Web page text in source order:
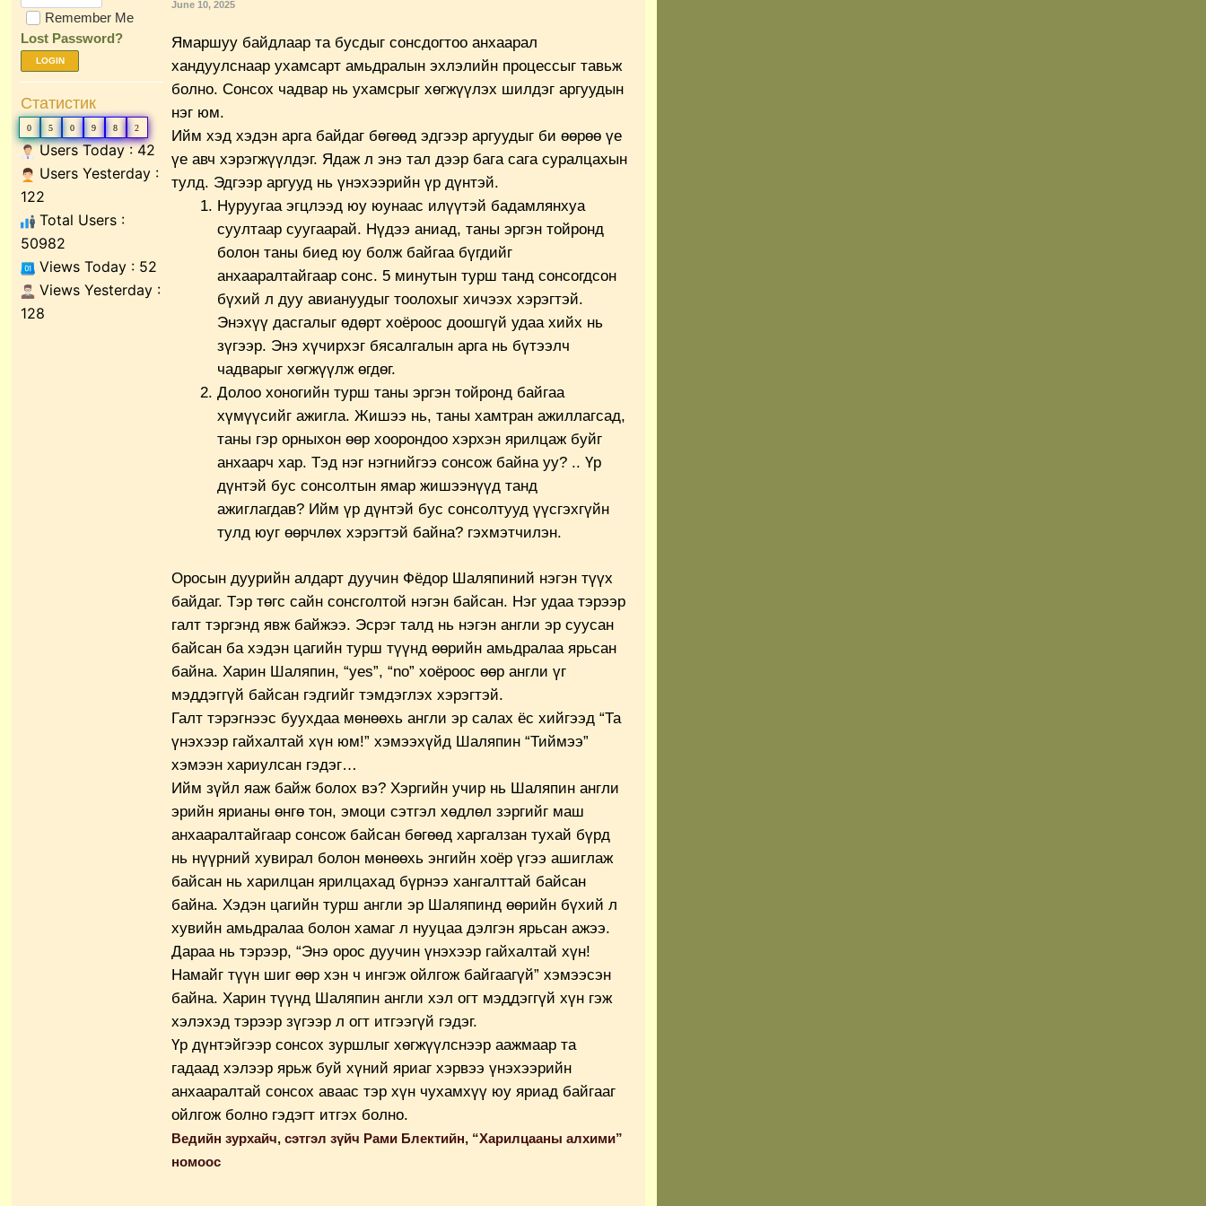
Remember Me
Lost Password?
LOGIN
Статистик
0 5 0 9 8 2
Users Today : 42
Users Yesterday :
122
Total Users :
50982
Views Today : 52
Views Yesterday :
128
June 10, 2025
Ямаршуу байдлаар та бусдыг сонсдогтоо анхаарал
хандуулснаар ухамсарт амьдралын эхлэлийн процессыг тавьж
болно. Сонсох чадвар нь ухамсрыг хөгжүүлэх шилдэг аргуудын
нэг юм.
Ийм хэд хэдэн арга байдаг бөгөөд эдгээр аргуудыг би өөрөө үе
үе авч хэрэгжүүлдэг. Ядаж л энэ тал дээр бага сага суралцахын
тулд. Эдгээр аргууд нь үнэхээрийн үр дүнтэй.
Нуруугаа эгцлээд юу юунаас илүүтэй бадамлянхуа
суултаар суугаарай. Нүдээ аниад, таны эргэн тойронд
болон таны биед юу болж байгаа бүгдийг
анхааралтайгаар сонс. 5 минутын турш танд сонсогдсон
бүхий л дуу авиануудыг тоолохыг хичээх хэрэгтэй.
Энэхүү дасгалыг өдөрт хоёроос доошгүй удаа хийх нь
зүгээр. Энэ хүчирхэг бясалгалын арга нь бүтээлч
чадварыг хөгжүүлж өгдөг.
Долоо хоногийн турш таны эргэн тойронд байгаа
хүмүүсийг ажигла. Жишээ нь, таны хамтран ажиллагсад,
таны гэр орныхон өөр хоорондоо хэрхэн ярилцаж буйг
анхаарч хар. Тэд нэг нэгнийгээ сонсож байна уу? .. Үр
дүнтэй бус сонсолтын ямар жишээнүүд танд
ажиглагдав? Ийм үр дүнтэй бус сонсолтууд үүсгэхгүйн
тулд юуг өөрчлөх хэрэгтэй байна? гэхмэтчилэн.
Оросын дуурийн алдарт дуучин Фёдор Шаляпиний нэгэн түүх
байдаг. Тэр төгс сайн сонсголтой нэгэн байсан. Нэг удаа тэрээр
галт тэргэнд явж байжээ. Эсрэг талд нь нэгэн англи эр суусан
байсан ба хэдэн цагийн турш түүнд өөрийн амьдралаа ярьсан
байна. Харин Шаляпин, “yes”, “no” хоёроос өөр англи үг
мэддэггүй байсан гэдгийг тэмдэглэх хэрэгтэй.
Галт тэрэгнээс буухдаа мөнөөхь англи эр салах ёс хийгээд “Та
үнэхээр гайхалтай хүн юм!” хэмээхүйд Шаляпин “Тиймээ”
хэмээн хариулсан гэдэг…
Ийм зүйл яаж байж болох вэ? Хэргийн учир нь Шаляпин англи
эрийн ярианы өнгө тон, эмоци сэтгэл хөдлөл зэргийг маш
анхааралтайгаар сонсож байсан бөгөөд харгалзан тухай бүрд
нь нүүрний хувирал болон мөнөөхь энгийн хоёр үгээ ашиглаж
байсан нь харилцан ярилцахад бүрнээ хангалттай байсан
байна. Хэдэн цагийн турш англи эр Шаляпинд өөрийн бүхий л
хувийн амьдралаа болон хамаг л нууцаа дэлгэн ярьсан ажээ.
Дараа нь тэрээр, “Энэ орос дуучин үнэхээр гайхалтай хүн!
Намайг түүн шиг өөр хэн ч ингэж ойлгож байгаагүй” хэмээсэн
байна. Харин түүнд Шаляпин англи хэл огт мэддэггүй хүн гэж
хэлэхэд тэрээр зүгээр л огт итгээгүй гэдэг.
Үр дүнтэйгээр сонсох зуршлыг хөгжүүлснээр аажмаар та
гадаад хэлээр ярьж буй хүний яриаг хэрвээ үнэхээрийн
анхааралтай сонсох аваас тэр хүн чухамхүү юу яриад байгааг
ойлгож болно гэдэгт итгэх болно.
Ведийн зурхайч, сэтгэл зүйч Рами Блектийн, “Харилцааны алхими”
номоос